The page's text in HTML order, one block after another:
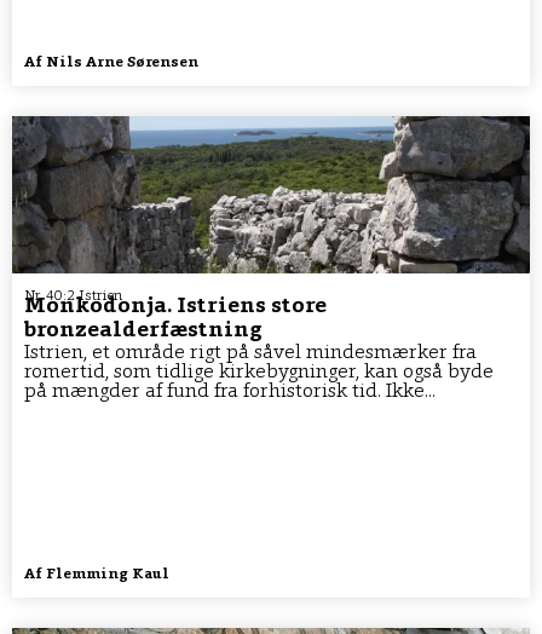
Af Nils Arne Sørensen
Nr. 40:2 Istrien
Monkodonja. Istriens store
bronzealderfæstning
Istrien, et område rigt på såvel mindesmærker fra
romertid, som tidlige kirkebygninger, kan også byde
på mængder af fund fra forhistorisk tid. Ikke...
Af Flemming Kaul